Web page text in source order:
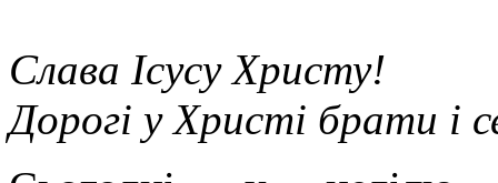
Слава Icyсу Христу!
Дорогі у Христі брати і